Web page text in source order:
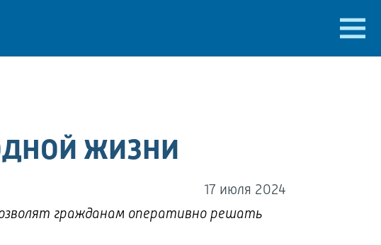
ЖИЗНИ
17 июля 2024
гражданам оперативно решать